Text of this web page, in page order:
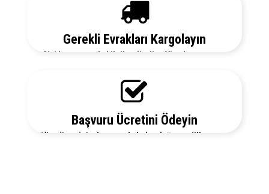
Gerekli Evrakları Kargolayın
Sizi her aşamada bilgilendirelim. Vize başvurunuz
Başvuru Ücretini Ödeyin
Vize ücretiniz, başvuruda bulunduğunuz ülkeye ve